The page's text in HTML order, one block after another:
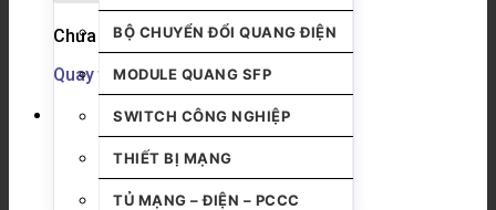
Chưa có sản phẩm trong giỏ hàng.
Quay trở lại cửa hàng
BỘ CHUYỂN ĐỔI QUANG ĐIỆN
MODULE QUANG SFP
SWITCH CÔNG NGHIỆP
THIẾT BỊ MẠNG
TỦ MẠNG – ĐIỆN – PCCC